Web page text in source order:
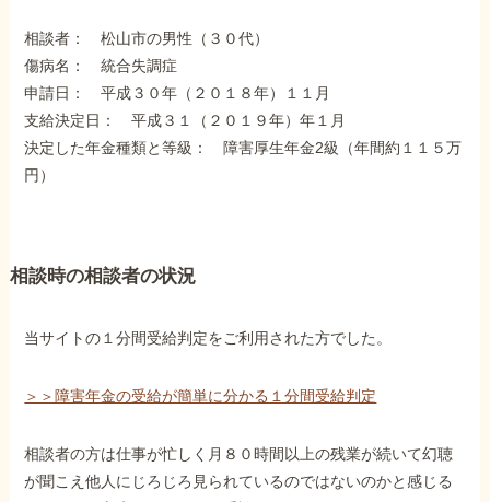
受給事例
Q&A・相談事例
お知らせ
事務所について
サイトマップ
相談者： 松山市の男性（３０代）
傷病名： 統合失調症
申請日： 平成３０年（２０１８年）１１月
支給決定日： 平成３１（２０１９年）年１月
決定した年金種類と等級： 障害厚生年金2級（年間約１１５万
円）
相談時の相談者の状況
当サイトの１分間受給判定をご利用された方でした。
＞＞障害年金の受給が簡単に分かる１分間受給判定
相談者の方は仕事が忙しく月８０時間以上の残業が続いて幻聴
が聞こえ他人にじろじろ見られているのではないのかと感じる